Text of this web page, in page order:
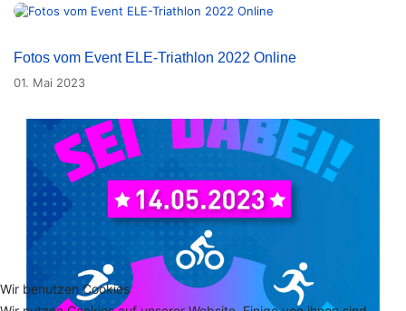
Fotos vom Event ELE-Triathlon 2022 Online
01. Mai 2023
Wir benutzen Cookies